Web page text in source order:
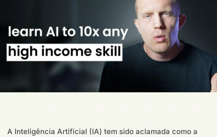
A Inteligência Artificial (IA) tem sido aclamada como a